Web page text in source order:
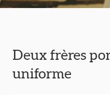
Deux frères
uniforme